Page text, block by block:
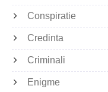
Conspiratie
Credinta
Criminali
Enigme